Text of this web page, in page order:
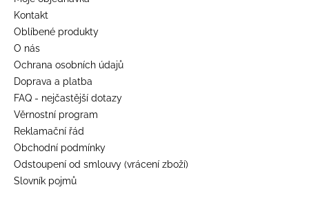
Kontakt
Oblíbené produkty
O nás
Ochrana osobních údajů
Doprava a platba
FAQ - nejčastější dotazy
Věrnostní program
Reklamační řád
Obchodní podmínky
Odstoupení od smlouvy (vrácení zboží)
Slovník pojmů